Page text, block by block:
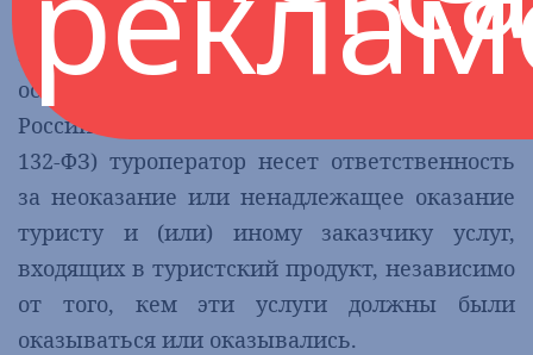
В соответствии со статьей 9 Федерального
закона от 24 ноября 1996 г. № 132-ФЗ «Об
основах туристской деятельности в
Российской Федерации» (далее – Закон №
132-ФЗ) туроператор несет ответственность
за неоказание или ненадлежащее оказание
туристу и (или) иному заказчику услуг,
входящих в туристский продукт, независимо
от того, кем эти услуги должны были
оказываться или оказывались.